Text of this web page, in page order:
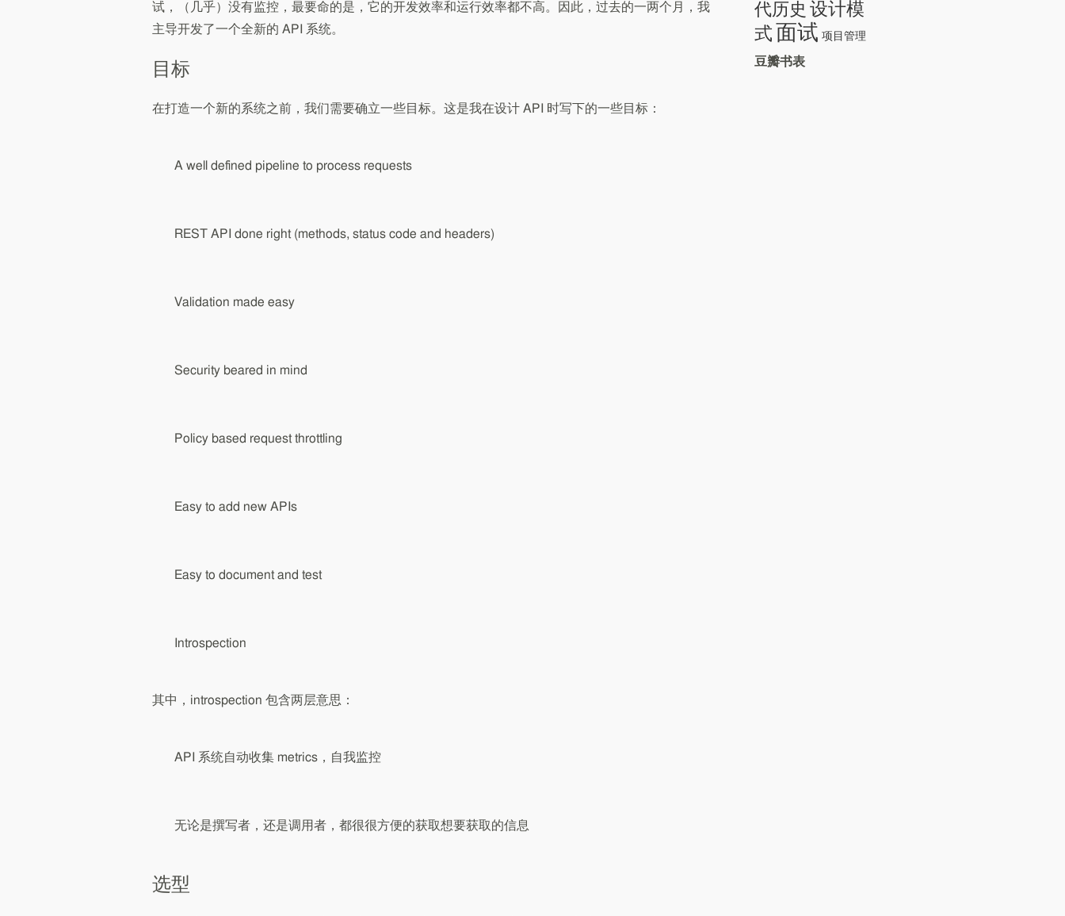
试，（几乎）没有监控，最要命的是，它的开发效率和运行效率都不高。因此，过去的一两个月，我
主导开发了一个全新的 API 系统。
目标
在打造一个新的系统之前，我们需要确立一些目标。这是我在设计 API 时写下的一些目标：
A well defined pipeline to process requests
REST API done right (methods, status code and headers)
Validation made easy
Security beared in mind
Policy based request throttling
Easy to add new APIs
Easy to document and test
Introspection
其中，introspection 包含两层意思：
API 系统自动收集 metrics，自我监控
无论是撰写者，还是调用者，都很很方便的获取想要获取的信息
选型
代历史 设计模
式 面试 项目管理
豆瓣书表